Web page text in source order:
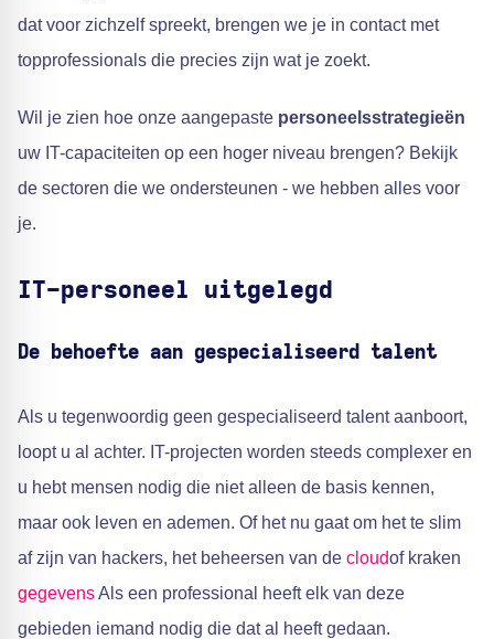
dat voor zichzelf spreekt, brengen we je in contact met
topprofessionals die precies zijn wat je zoekt.
Wil je zien hoe onze aangepaste personeelsstrategieën
uw IT-capaciteiten op een hoger niveau brengen? Bekijk
de sectoren die we ondersteunen - we hebben alles voor
je.
IT-personeel uitgelegd
De behoefte aan gespecialiseerd talent
Als u tegenwoordig geen gespecialiseerd talent aanboort,
loopt u al achter. IT-projecten worden steeds complexer en
u hebt mensen nodig die niet alleen de basis kennen,
maar ook leven en ademen. Of het nu gaat om het te slim
af zijn van hackers, het beheersen van de cloudof kraken
gegevensAls een professional heeft elk van deze
gebieden iemand nodig die dat al heeft gedaan.